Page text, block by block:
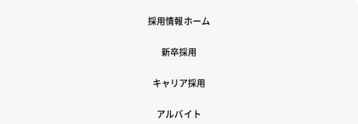
採用情報ホーム
新卒採用
キャリア採用
アルバイト